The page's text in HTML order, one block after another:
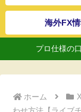
海外FX
プロ仕様の
ホーム